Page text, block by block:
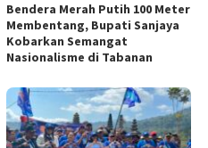
Bendera Merah Putih 100 Meter
Membentang, Bupati Sanjaya
Kobarkan Semangat
Nasionalisme di Tabanan